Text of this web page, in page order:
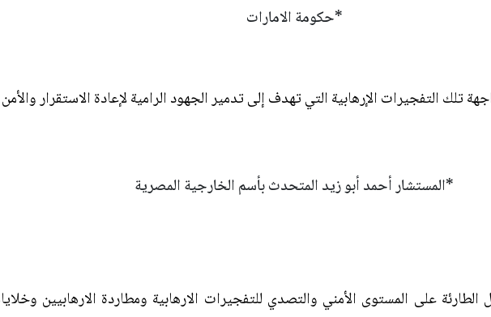
*حكومة الامارات
تلك التفجيرات الإرهابية التي تهدف إلى تدمير الجهود الرامية لإعادة الاستقرار
*المستشار أحمد أبو زيد المتحدث بأسم الخارجية المصرية
على المستوى الأمني والتصدي للتفجيرات الارهابية ومطاردة الارهابيين